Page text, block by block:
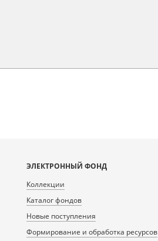
ЭЛЕКТРОННЫЙ ФОНД
Коллекции
Каталог фондов
Новые поступления
Формирование и обработка ресурсов